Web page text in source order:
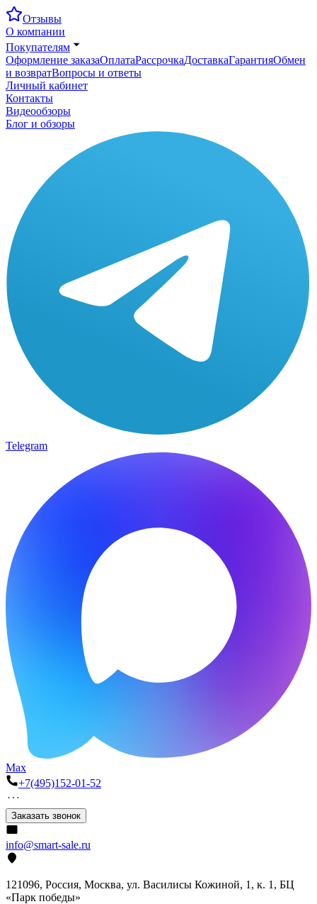
Отзывы
О компании
Покупателям
Оформление заказаОплатаРассрочкаДоставкаГарантияОбмен
и возвратВопросы и ответы
Личный кабинет
Контакты
Видеообзоры
Блог и обзоры
Telegram
Max
+7(495)152-01-52
Заказать звонок
info@smart-sale.ru
121096, Россия, Москва, ул. Василисы Кожиной, 1, к. 1, БЦ
«Парк победы»